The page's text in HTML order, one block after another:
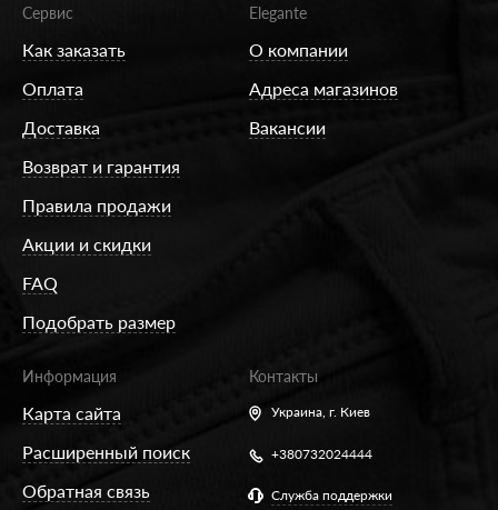
Сервис
Как заказать
Оплата
Доставка
Возврат и гарантия
Правила продажи
Акции и скидки
FAQ
Подобрать размер
Elegante
О компании
Адреса магазинов
Вакансии
Информация
Карта сайта
Расширенный поиск
Обратная связь
Контакты
Украина, г. Киев
+380732024444
Служба поддержки